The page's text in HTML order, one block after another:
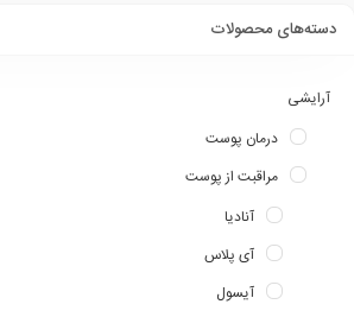
دسته‌های محصولات
آرایشی
درمان پوست
مراقبت از پوست
آنادیا
آی پلاس
آیسول